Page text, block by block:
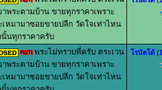
าพระตามบ้าน ขายทุกราคาเพราะ
เหมามาซอยขายปลีก วัดใจเท่าไหน
นั้นทุกราคาครับ
พระไม่ทราบที่ครับ ตระเวน
าพระตามบ้าน ขายทุกราคาเพราะ
เหมามาซอยขายปลีก วัดใจเท่าไหน
โรนัลโด้ (